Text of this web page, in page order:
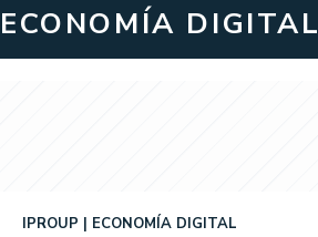
ECONOMÍA DIGITAL
IPROUP ECONOMÍA DIGITAL